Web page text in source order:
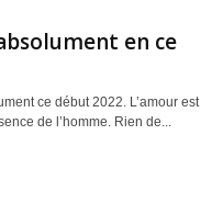
en ce
ce début 2022. L’amour est
de l’homme. Rien de...